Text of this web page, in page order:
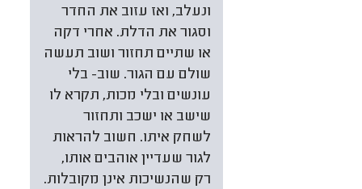
ונעלב, ואז עזוב את החדר
וסגור את הדלת. אחרי דקה
או שתיים תחזור ושוב תעשה
שולם עם הגור. שוב- בלי
עונשים ובלי מכות, תקרא לו
שישב או ישכב ותחזור
לשחק איתו. חשוב להראות
לגור שעדיין אוהבים אותו,
רק שהנשיכות אינן מקובלות.